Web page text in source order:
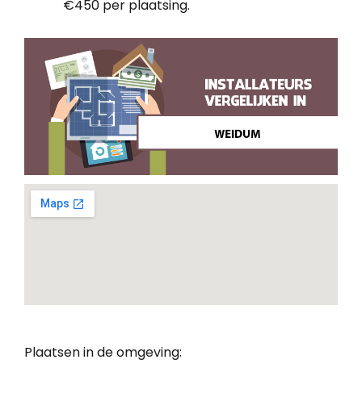
€450 per plaatsing.
Plaatsen in de omgeving: